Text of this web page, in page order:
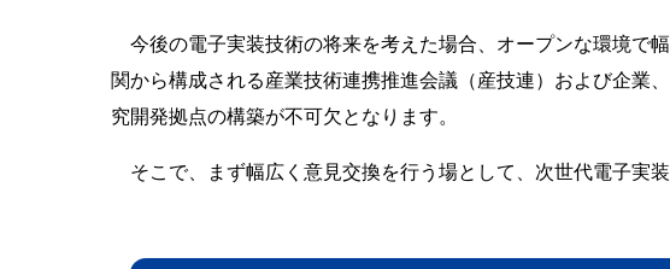
今後の電子実装技術の将来を考えた場合、オープンな環境で
関から構成される産業技術連携推進会議（産技連）および企業
究開発拠点の構築が不可欠となります。
そこで、まず幅広く意見交換を行う場として、次世代電子実